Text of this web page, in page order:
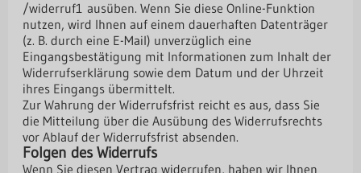
/widerruf1 ausüben. Wenn Sie diese Online-Funktion
nutzen, wird Ihnen auf einem dauerhaften Datenträger
(z. B. durch eine E-Mail) unverzüglich eine
Eingangsbestätigung mit Informationen zum Inhalt der
Widerrufserklärung sowie dem Datum und der Uhrzeit
ihres Eingangs übermittelt.
Zur Wahrung der Widerrufsfrist reicht es aus, dass Sie
die Mitteilung über die Ausübung des Widerrufsrechts
vor Ablauf der Widerrufsfrist absenden.
Folgen des Widerrufs
Wenn Sie diesen Vertrag widerrufen, haben wir Ihnen